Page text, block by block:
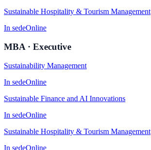
Sustainable Hospitality & Tourism Management
In sedeOnline
MBA · Executive
Sustainability Management
In sedeOnline
Sustainable Finance and AI Innovations
In sedeOnline
Sustainable Hospitality & Tourism Management
In sedeOnline